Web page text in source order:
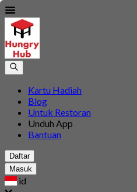
Kartu Hadiah
Blog
Untuk Restoran
Unduh App
Bantuan
Daftar
Masuk
id